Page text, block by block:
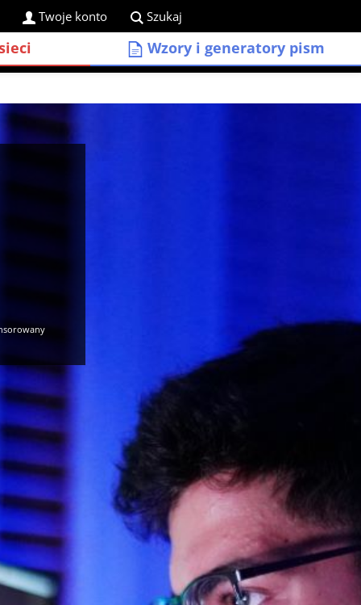
Twoje konto Szukaj
Wzory i generatory pism